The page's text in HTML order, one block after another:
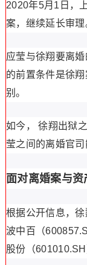
2020年5月1日，
案，继续延长审理
应莹与徐翔要离
的前置条件是徐
别。
如今， 徐翔出狱
莹之间的离婚官司
面对离婚案与资
根据公开信息，
波中百（
股份（601010.SH